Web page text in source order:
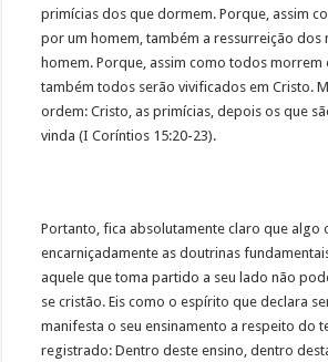
primícias dos que dormem. Porque, assim
por um homem, também a ressurreição dos
homem. Porque, assim como todos morrem
também todos serão vivificados em Cristo.
ordem: Cristo, as primícias, depois os que
vinda (I Coríntios 15:20-23).
Portanto, fica absolutamente claro que algo
encarniçadamente as doutrinas
aquele que toma partido a seu lado não
se cristão. Eis como o espírito que declara
manifesta o seu ensinamento a respeito do
registrado: Dentro deste ensino, dentro